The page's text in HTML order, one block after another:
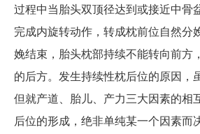
过程中当胎头双顶径达到或接近中骨
完成内旋转动作，转成枕前位自然分
娩结束，胎头枕部持续不能转向前方
的后方。发生持续性枕后位的原因，
但就产道、胎儿、产力三大因素的相
后位的形成，绝非单纯某一个因素而